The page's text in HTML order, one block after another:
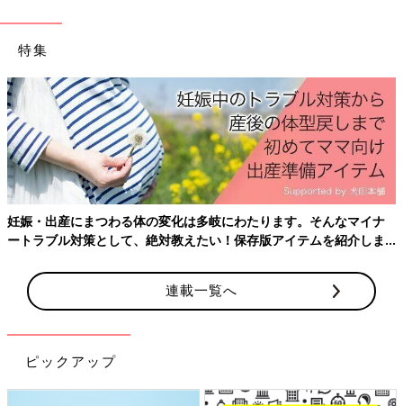
様子があり病院に行ったのですが、一度、帰宅することに。帝王
切開予定日の前日の午前中に、また破水したような様子があり、
になりました。私は、赤ちゃんが生まれるまで自宅で待機するこ
とになりました。
医師の説明では「手術が始まってから、赤ちゃんが生まれるまで
は10分程度です。産まれたら連絡します」とのこと。妻から「こ
れから手術室に行くから」と電話があったので、しばらくしたら
「産まれました」と電話が来ると思って、待っていたんです。で
も、なかなか電話がかかってきません。
から「赤ちゃんの呼吸が不安定なためNICU（新生児集中治療
室）がある総合病院に救急搬送します。一過性の多呼吸症候群だ
い」と言われました。
のことがよぎり、医師に「ダウン症の疑いはないですか？」と聞
特集
妊娠・出産にまつわる体の変化は多岐にわたります。そんなマイナ
ートラブル対策として、絶対教えたい！保存版アイテムを紹介しま
連載一覧へ
ピックアップ